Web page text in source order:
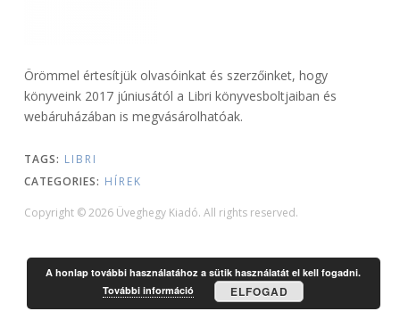
Örömmel értesítjük olvasóinkat és szerzőinket, hogy
könyveink 2017 júniusától a Libri könyvesboltjaiban és
webáruházában is megvásárolhatóak.
TAGS: LIBRI
CATEGORIES: HÍREK
Copyright © 2026 Üveghegy Kiadó. All rights reserved.
A honlap további használatához a sütik használatát el kell fogadni.
További információ
ELFOGAD